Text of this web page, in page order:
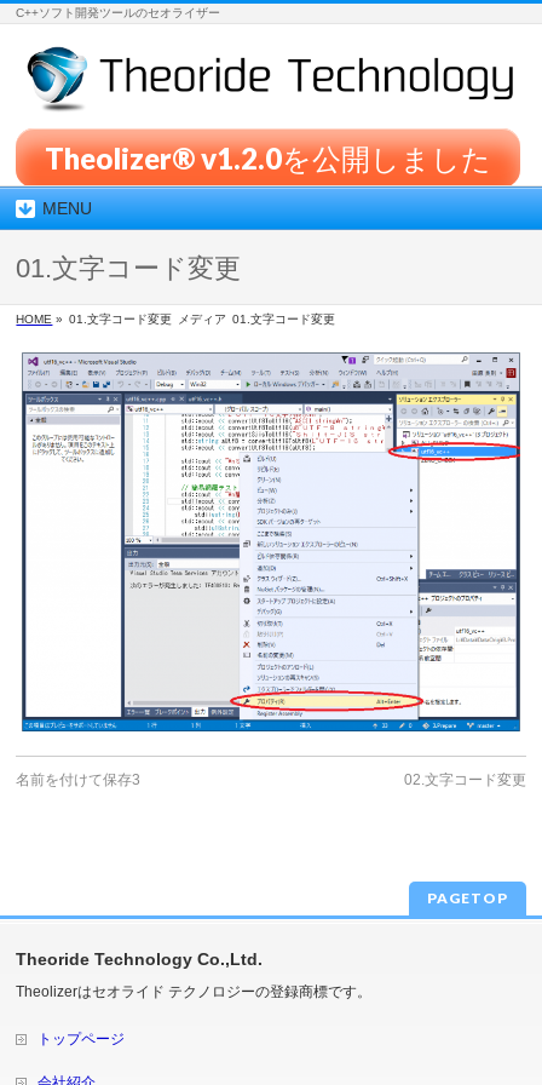
C++ソフト開発ツールのセオライザー
Theolizer® v1.2.0を公開しました
MENU
01.文字コード変更
HOME » 01.文字コード変更 メディア 01.文字コード変更
名前を付けて保存3 02.文字コード変更
PAGETOP
Theoride Technology Co.,Ltd.
Theolizerはセオライド テクノロジーの登録商標です。
トップページ